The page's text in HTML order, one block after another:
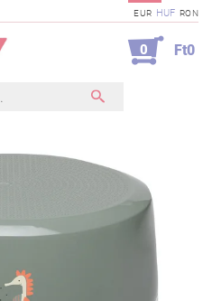
EUR HUF RON
0 Ft0